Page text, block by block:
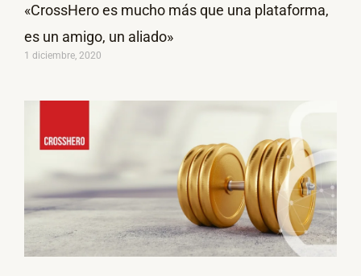
«CrossHero es mucho más que una plataforma,
es un amigo, un aliado»
1 diciembre, 2020